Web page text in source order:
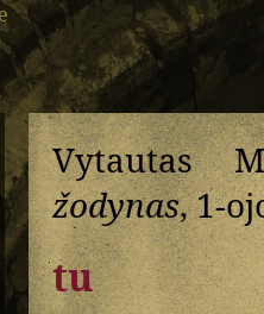
Vytautas
žodynas, 1-
tu